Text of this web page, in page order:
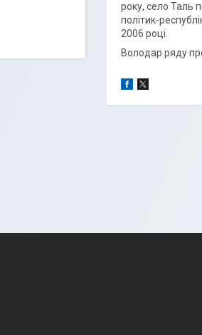
року, село Таль
політик-
2006 році.
Володар ряду